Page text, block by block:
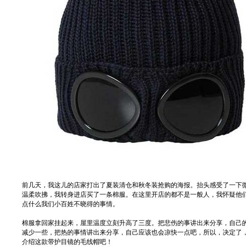
前几天，我这儿的店家打出了夏装清仓和秋冬装抢购的海报。抬头感受了一下
温柔吹拂，我转身进店买了一条棉服。在这里开店的都不是一般人，我怀疑他
点什么我们小百姓不晓得的事情。
棉服拿回家挂起来，屋里温度立刻升高了三度。把悲伤的事讲出来分享，自己
减少一些，把热的事情讲出来分享，自己应该也会凉快一点吧，所以，决定了
介绍这款带护目镜的毛线帽吧！